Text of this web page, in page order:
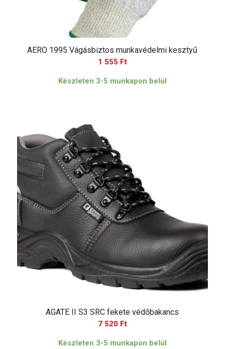
AERO 1995 Vágásbiztos munkavédelmi kesztyű
1 555 Ft
Készleten 3-5 munkapon belül
AGATE II S3 SRC fekete védőbakancs
7 520 Ft
Készleten 3-5 munkapon belül